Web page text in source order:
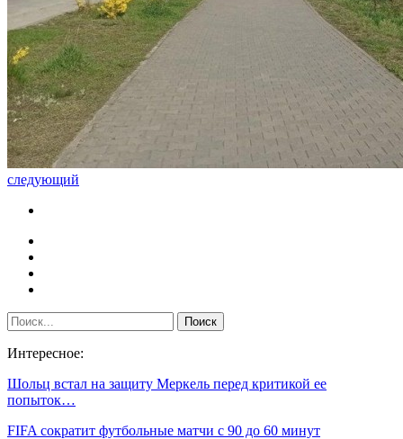
следующий
Интересное:
Шольц встал на защиту Меркель перед критикой ее
попыток…
FIFA сократит футбольные матчи с 90 до 60 минут